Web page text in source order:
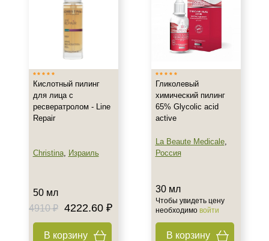
Обновление клеток
Область применения
Декольте
Лицо
Показать еще
2,7 мл + 2,3 мл
5 ml x 7 шт *2
Кислотный пилинг
для лица с
ресвератролом - Line
Repair
Christina, Израиль
50 мл
4910 ₽ 4222.60 ₽
В корзину
Гликолевый
химический пилинг
65% Glycolic acid
active
La Beaute Medicale,
Россия
30 мл
Чтобы увидеть цену
необходимо войти
В корзину